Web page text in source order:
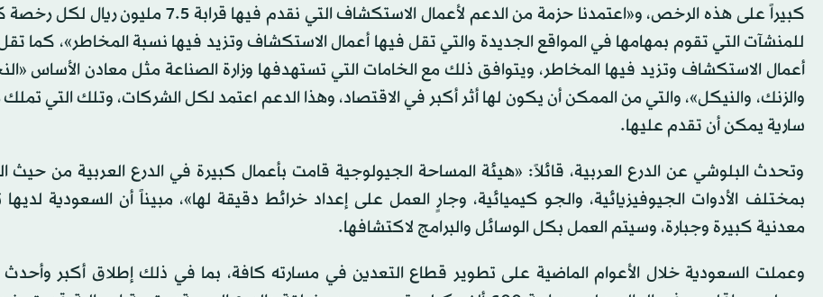
كبيراً على هذه الرخص، و«اعتمدنا حزمة من الدعم لأعمال الاستكشاف التي نقدم فيها قرابة 7.5
للمنشآت التي تقوم بمهامها في المواقع الجديدة والتي تقل فيها أعمال الاستكشاف وتزيد فيها نسبة المخاطر»، كما
أعمال الاستكشاف وتزيد فيها المخاطر، ويتوافق ذلك مع الخامات التي تستهدفها وزارة الصناعة مثل معادن الأساس
والزنك، والنيكل»، والتي من الممكن أن يكون لها أثر أكبر في الاقتصاد، وهذا الدعم اعتمد لكل الشركات، وتلك التي
سارية يمكن أن تقدم عليها.
وتحدث البلوشي عن الدرع العربية، قائلاً: «هيئة المساحة الجيولوجية قامت بأعمال كبيرة في الدرع العربية من حيث
بمختلف الأدوات الجيوفيزيائية، والجو كيميائية، وجارٍ العمل على إعداد خرائط دقيقة لها»، مبيناً أن السعودية لديها
معدنية كبيرة وجبارة، وسيتم العمل بكل الوسائل والبرامج لاكتشافها.
وعملت السعودية خلال الأعوام الماضية على تطوير قطاع التعدين في مسارته كافة، بما في ذلك إطلاق أكبر